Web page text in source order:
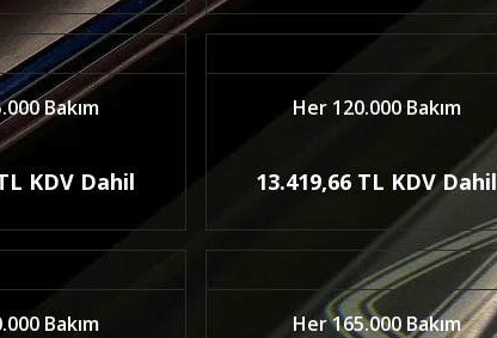
Bakım
KDV Dahil
Her 120.000 Bakım
13.419,66 TL KDV Dahil
Bakım Her 165.000 Bakım